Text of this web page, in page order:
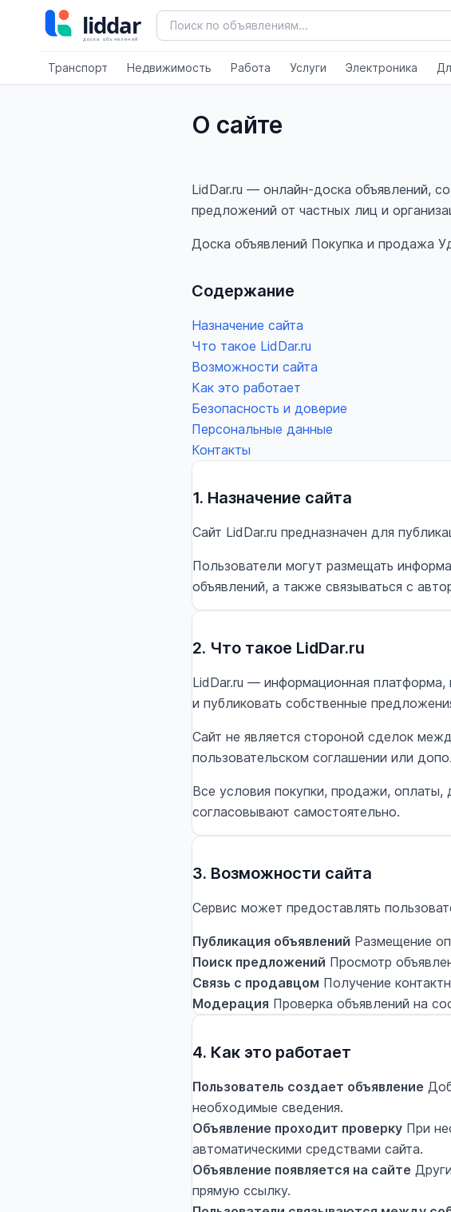
Транспорт Недвижимость Работа Услуги Электроника
О сайте
LidDar.ru — онлайн-доска объявлений,
предложений от частных лиц и
Доска объявлений Покупка и продажа
Содержание
Назначение сайта
Что такое LidDar.ru
Возможности сайта
Как это работает
Безопасность и доверие
Персональные данные
Контакты
1. Назначение сайта
Сайт LidDar.ru предназначен для
Пользователи могут размещать
объявлений, а также связываться с
2. Что такое LidDar.ru
LidDar.ru — информационная платформа,
и публиковать собственные
Сайт не является стороной сделок
пользовательском соглашении или
Все условия покупки, продажи, оплаты,
согласовывают самостоятельно.
3. Возможности сайта
Сервис может предоставлять
Публикация объявлений Размещение
Поиск предложений Просмотр
Связь с продавцом Получение
Модерация Проверка объявлений на
4. Как это работает
Пользователь создает объявление
необходимые сведения.
Объявление проходит проверку При
автоматическими средствами сайта.
Объявление появляется на сайте
прямую ссылку.